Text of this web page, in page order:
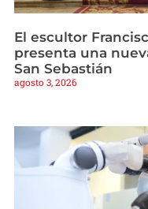
El escultor
presenta una
San Sebastián
agosto 3, 2026